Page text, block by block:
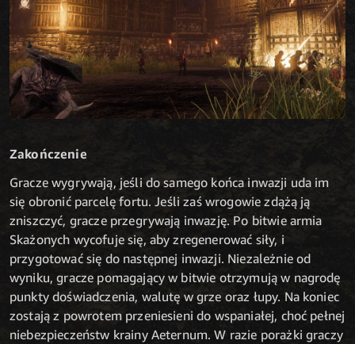
Zakończenie
Gracze wygrywają, jeśli do samego końca inwazji uda im
się obronić parcelę fortu. Jeśli zaś wrogowie zdążą ją
zniszczyć, gracze przegrywają inwazję. Po bitwie armia
Skażonych wycofuje się, aby zregenerować siły, i
przygotować się do następnej inwazji. Niezależnie od
wyniku, gracze pomagający w bitwie otrzymują w nagrodę
punkty doświadczenia, walutę w grze oraz łupy. Na koniec
zostają z powrotem przeniesieni do wspaniałej, choć pełnej
niebezpieczeństw krainy Aeternum. W razie porażki graczy